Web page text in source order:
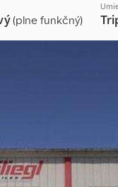
(plne funkčný)